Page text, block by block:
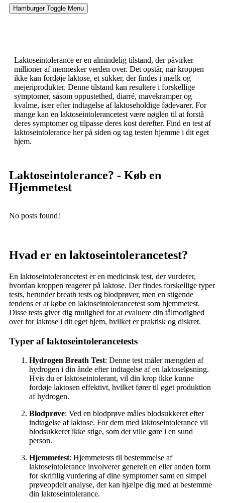
Hamburger Toggle Menu
Laktoseintolerance er en almindelig tilstand, der påvirker
millioner af mennesker verden over. Det opstår, når kroppen
ikke kan fordøje laktose, et sukker, der findes i mælk og
mejeriprodukter. Denne tilstand kan resultere i forskellige
symptomer, såsom oppustethed, diarré, mavekramper og
kvalme, især efter indtagelse af laktoseholdige fødevarer. For
mange kan en laktoseintolerancetest være nøglen til at forstå
deres symptomer og tilpasse deres kost derefter. Find en test af
laktoseintolerance her på siden og tag testen hjemme i dit eget
hjem.
Laktoseintolerance? - Køb en
Hjemmetest
No posts found!
Hvad er en laktoseintolerancetest?
En laktoseintolerancetest er en medicinsk test, der vurderer,
hvordan kroppen reagerer på laktose. Der findes forskellige typer
tests, herunder breath tests og blodprøver, men en stigende
tendens er at købe en laktoseintolerancetest som hjemmetest.
Disse tests giver dig mulighed for at evaluere din tålmodighed
over for laktose i dit eget hjem, hvilket er praktisk og diskret.
Typer af laktoseintolerancetests
Hydrogen Breath Test: Denne test måler mængden af
hydrogen i din ånde efter indtagelse af en laktoseløsning.
Hvis du er laktoseintolerant, vil din krop ikke kunne
fordøje laktosen effektivt, hvilket fører til øget produktion
af hydrogen.
Blodprøve: Ved en blodprøve måles blodsukkeret efter
indtagelse af laktose. For dem med laktoseintolerance vil
blodsukkeret ikke stige, som det ville gøre i en sund
person.
Hjemmetest: Hjemmetests til bestemmelse af
laktoseintolerance involverer generelt en eller anden form
for skriftlig vurdering af dine symptomer samt en simpel
prøveopdelt analyse, der kan hjælpe dig med at bestemme
din laktoseintolerance.